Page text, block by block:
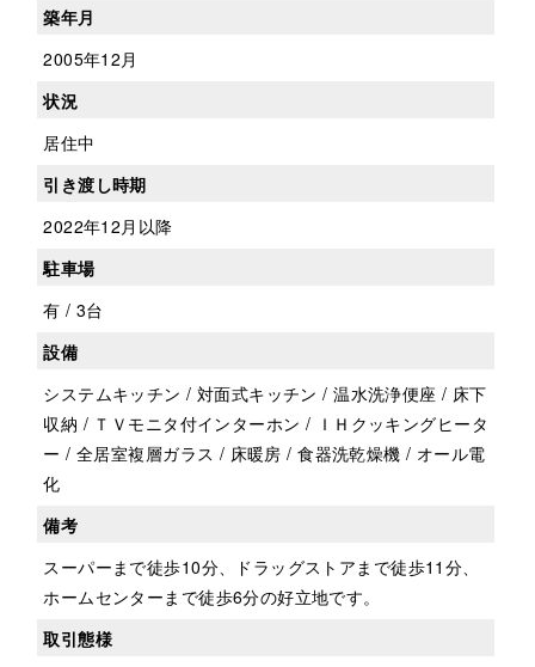
築年月
2005年12月
状況
居住中
引き渡し時期
2022年12月以降
駐車場
有 / 3台
設備
システムキッチン / 対面式キッチン / 温水洗浄便座 / 床下
収納 / ＴＶモニタ付インターホン / ＩＨクッキングヒータ
ー / 全居室複層ガラス / 床暖房 / 食器洗乾燥機 / オール電
化
備考
スーパーまで徒歩10分、ドラッグストアまで徒歩11分、
ホームセンターまで徒歩6分の好立地です。
取引態様